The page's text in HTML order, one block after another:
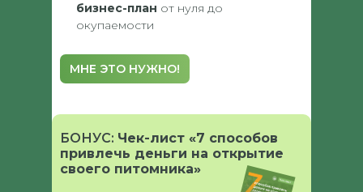
бизнес-план от нуля до
окупаемости
БОНУС: Чек-лист «7 способов
привлечь деньги на открытие
своего питомника»
МНЕ ЭТО НУЖНО!